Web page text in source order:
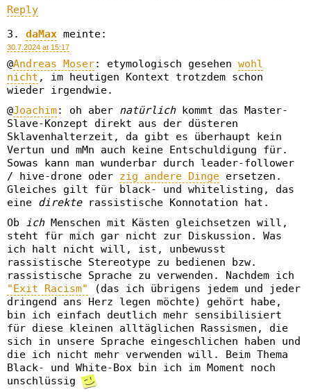
Reply
daMax meinte:
30.7.2024 at 15:17
@Andreas Moser: etymologisch gesehen wohl
nicht , im heutigen Kontext trotzdem schon
wieder irgendwie.
@Joachim: oh aber natürlichkommt das Master-
Slave-Konzept direkt aus der düsteren
Sklavenhalterzeit, da gibt es überhaupt kein
Vertun und mMn auch keine Entschuldigung für.
Sowas kann man wunderbar durch leader-follower
/ hive-drone oder zig andere Dinge ersetzen.
Gleiches gilt für black- und whitelisting, das
eine direkterassistische Konnotation hat.
Ob ichMenschen mit Kästen gleichsetzen will,
steht für mich gar nicht zur Diskussion. Was
ich halt nicht will, ist, unbewusst
rassistische Stereotype zu bedienen bzw.
rassistische Sprache zu verwenden. Nachdem ich
"Exit Racism"
(das ich übrigens jedem und jeder
dringend ans Herz legen möchte) gehört habe,
bin ich einfach deutlich mehr sensibilisiert
für diese kleinen alltäglichen Rassismen, die
sich in unsere Sprache eingeschlichen haben und
die ich nicht mehr verwenden will. Beim Thema
Black- und White-Box bin ich im Moment noch
unschlüssig